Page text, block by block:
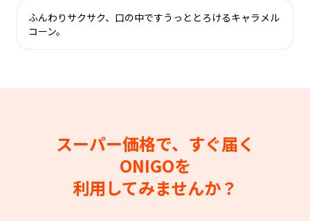
ふんわりサクサク、口の中ですうっととろけるキャラメル
コーン。
スーパー価格で、すぐ届く
ONIGOを
利用してみませんか？